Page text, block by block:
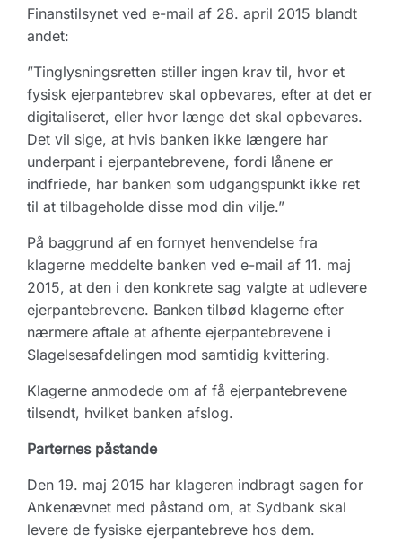
Finanstilsynet ved e-mail af 28. april 2015 blandt
andet:
”Tinglysningsretten stiller ingen krav til, hvor et
fysisk ejerpantebrev skal opbevares, efter at det er
digitaliseret, eller hvor længe det skal opbevares.
Det vil sige, at hvis banken ikke længere har
underpant i ejerpantebrevene, fordi lånene er
indfriede, har banken som udgangspunkt ikke ret
til at tilbageholde disse mod din vilje.”
På baggrund af en fornyet henvendelse fra
klagerne meddelte banken ved e-mail af 11. maj
2015, at den i den konkrete sag valgte at udlevere
ejerpantebrevene. Banken tilbød klagerne efter
nærmere aftale at afhente ejerpantebrevene i
Slagelsesafdeling­en mod samtidig kvittering.
Klagerne anmodede om af få ejerpantebrevene
tilsendt, hvilket banken afslog.
Parternes påstande
Den 19. maj 2015 har klageren indbragt sagen for
Ankenævnet med påstand om, at Sydbank skal
levere de fysiske ejerpantebreve hos dem.